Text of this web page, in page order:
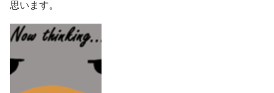
思います。